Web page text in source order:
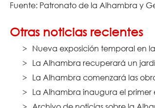
Fuente: Patronato de la Alhambra y
Otras noticias recientes
Nueva exposición temporal en
La Alhambra recuperará un
La Alhambra comenzará las
La Alhambra inaugura el